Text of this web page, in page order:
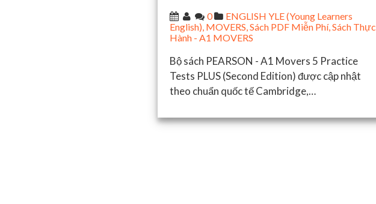
0
ENGLISH YLE (Young Learners
English), MOVERS,Sách PDF Miễn Phí,Sách Thực
Hành - A1 MOVERS
Bộ sách PEARSON - A1 Movers 5 Practice
Tests PLUS (Second Edition) được cập nhật
theo chuẩn quốc tế Cambridge,…